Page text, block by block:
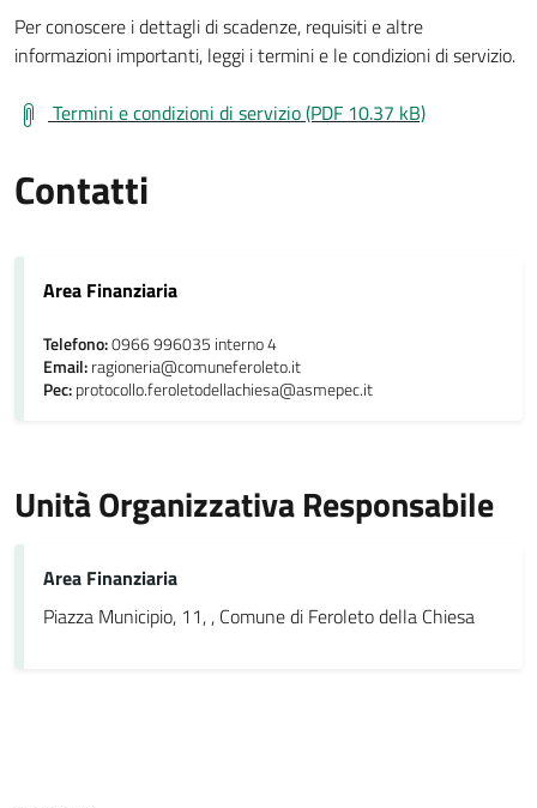
Per conoscere i dettagli di scadenze, requisiti e altre
informazioni importanti, leggi i termini e le condizioni di servizio.
Termini e condizioni di servizio (PDF 10.37 kB)
Contatti
Area Finanziaria
Telefono:0966 996035 interno 4
Email:ragioneria@comuneferoleto.it
Pec:protocollo.feroletodellachiesa@asmepec.it
Unità Organizzativa Responsabile
Area Finanziaria
Piazza Municipio, 11, , Comune di Feroleto della Chiesa